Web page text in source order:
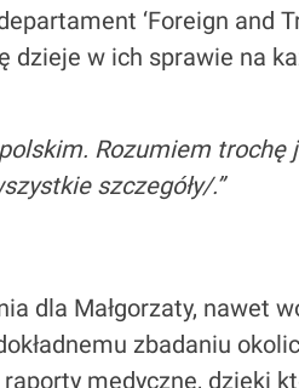
‘Foreign and
w ich sprawie na
Rozumiem
szczegóły/.”
dla Małgorzaty, nawet
zbadaniu
medyczne, dzięki